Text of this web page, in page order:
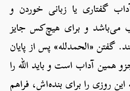
گفتاری یا زبانی خوردن و
می‌باشد و برای هیچ‌کس جایز
گفتن «الحمدلله» پس از پایان
همین آداب است و باید الله را
روزی را برای بنده‌اش، فراهم